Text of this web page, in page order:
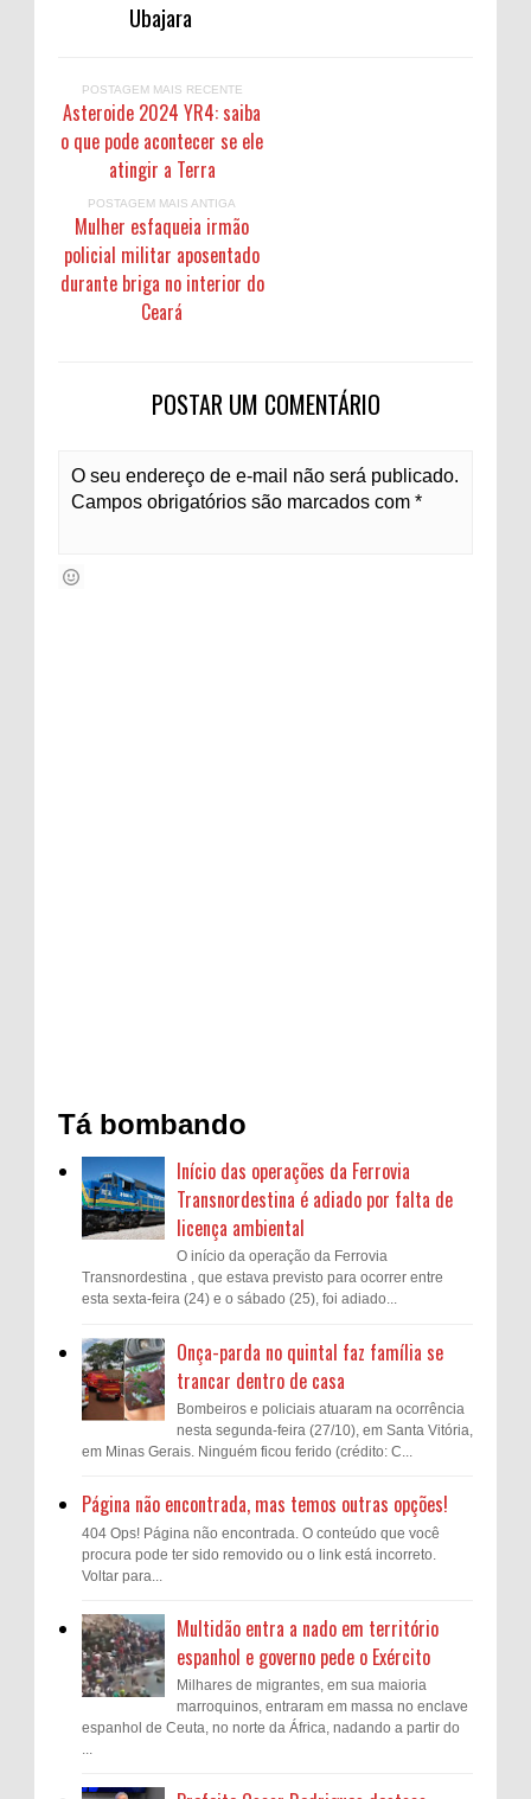
Ubajara
POSTAGEM MAIS RECENTE
Asteroide 2024 YR4: saiba
o que pode acontecer se ele
atingir a Terra
POSTAGEM MAIS ANTIGA
Mulher esfaqueia irmão
policial militar aposentado
durante briga no interior do
Ceará
POSTAR UM COMENTÁRIO
O seu endereço de e-mail não será publicado.
Campos obrigatórios são marcados com *
Tá bombando
Início das operações da Ferrovia
Transnordestina é adiado por falta de
licença ambiental
O início da operação da Ferrovia
Transnordestina , que estava previsto para ocorrer entre
esta sexta-feira (24) e o sábado (25), foi adiado...
Onça-parda no quintal faz família se
trancar dentro de casa
Bombeiros e policiais atuaram na ocorrência
nesta segunda-feira (27/10), em Santa Vitória,
em Minas Gerais. Ninguém ficou ferido (crédito: C...
Página não encontrada, mas temos outras opções!
404 Ops! Página não encontrada. O conteúdo que você
procura pode ter sido removido ou o link está incorreto.
Voltar para...
Multidão entra a nado em território
espanhol e governo pede o Exército
Milhares de migrantes, em sua maioria
marroquinos, entraram em massa no enclave
espanhol de Ceuta, no norte da África, nadando a partir do
...